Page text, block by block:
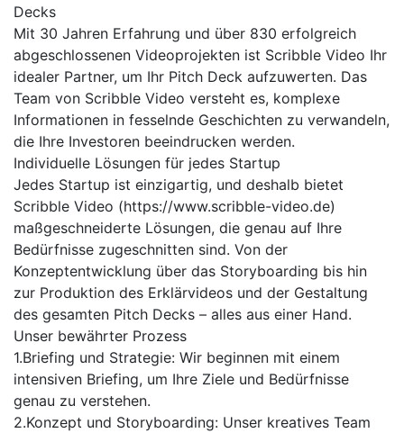
Decks
Mit 30 Jahren Erfahrung und über 830 erfolgreich
abgeschlossenen Videoprojekten ist Scribble Video Ihr
idealer Partner, um Ihr Pitch Deck aufzuwerten. Das
Team von Scribble Video versteht es, komplexe
Informationen in fesselnde Geschichten zu verwandeln,
die Ihre Investoren beeindrucken werden.
Individuelle Lösungen für jedes Startup
Jedes Startup ist einzigartig, und deshalb bietet
Scribble Video (https://www.scribble-video.de)
maßgeschneiderte Lösungen, die genau auf Ihre
Bedürfnisse zugeschnitten sind. Von der
Konzeptentwicklung über das Storyboarding bis hin
zur Produktion des Erklärvideos und der Gestaltung
des gesamten Pitch Decks – alles aus einer Hand.
Unser bewährter Prozess
1.Briefing und Strategie: Wir beginnen mit einem
intensiven Briefing, um Ihre Ziele und Bedürfnisse
genau zu verstehen.
2.Konzept und Storyboarding: Unser kreatives Team